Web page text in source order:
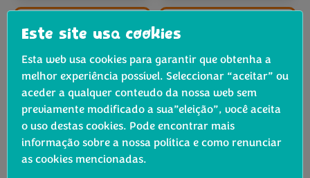
Este site usa cookies
Esta web usa cookies para garantir que obtenha a
melhor experiência possível. Seleccionar “aceitar” ou
aceder a qualquer conteudo da nossa web sem
previamente modificado a sua”eleição”, você aceita
o uso destas cookies. Pode encontrar mais
informação sobre a nossa política e como renunciar
as cookies mencionadas.